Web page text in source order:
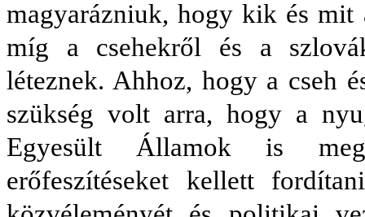
magyarázniuk, hogy kik és
míg a csehekről és a
léteznek. Ahhoz, hogy a cseh
szükség volt arra, hogy a
Egyesült Államok is
erőfeszítéseket kellett